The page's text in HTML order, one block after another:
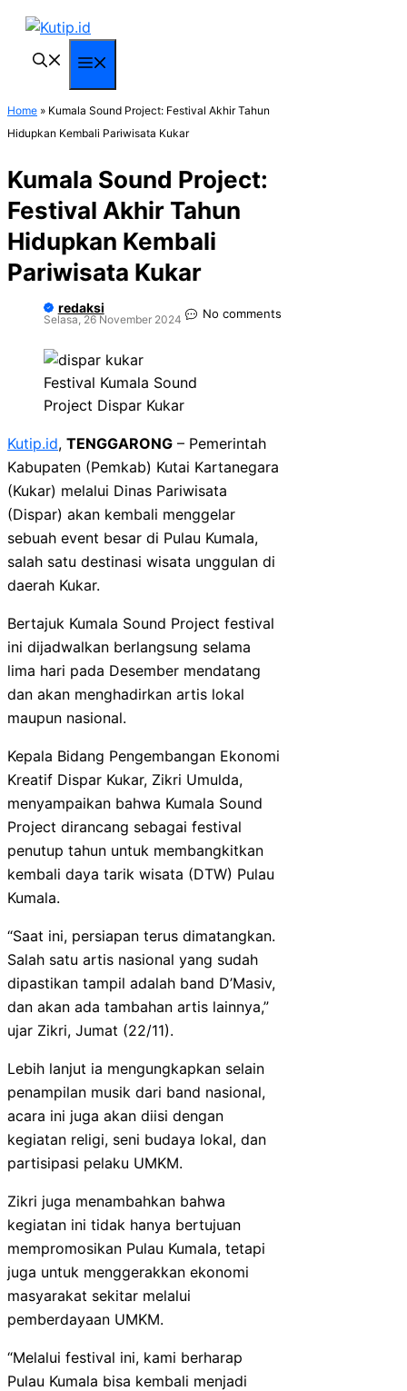
Langsung
Home » Kumala Sound Project: Festival Akhir Tahun
Hidupkan Kembali Pariwisata Kukar
Kumala Sound Project:
Festival Akhir Tahun
Hidupkan Kembali
Pariwisata Kukar
redaksi
Selasa, 26 November 2024 No comments
Festival Kumala Sound
Project Dispar Kukar
Kutip.id, TENGGARONG – Pemerintah
Kabupaten (Pemkab) Kutai Kartanegara
(Kukar) melalui Dinas Pariwisata
(Dispar) akan kembali menggelar
sebuah event besar di Pulau Kumala,
salah satu destinasi wisata unggulan di
daerah Kukar.
Bertajuk Kumala Sound Project festival
ini dijadwalkan berlangsung selama
lima hari pada Desember mendatang
dan akan menghadirkan artis lokal
maupun nasional.
Kepala Bidang Pengembangan Ekonomi
Kreatif Dispar Kukar, Zikri Umulda,
menyampaikan bahwa Kumala Sound
Project dirancang sebagai festival
penutup tahun untuk membangkitkan
kembali daya tarik wisata (DTW) Pulau
Kumala.
“Saat ini, persiapan terus dimatangkan.
Salah satu artis nasional yang sudah
dipastikan tampil adalah band D’Masiv,
dan akan ada tambahan artis lainnya,”
ujar Zikri, Jumat (22/11).
Lebih lanjut ia mengungkapkan selain
penampilan musik dari band nasional,
acara ini juga akan diisi dengan
kegiatan religi, seni budaya lokal, dan
partisipasi pelaku UMKM.
Zikri juga menambahkan bahwa
kegiatan ini tidak hanya bertujuan
mempromosikan Pulau Kumala, tetapi
juga untuk menggerakkan ekonomi
masyarakat sekitar melalui
pemberdayaan UMKM.
“Melalui festival ini, kami berharap
Pulau Kumala bisa kembali menjadi